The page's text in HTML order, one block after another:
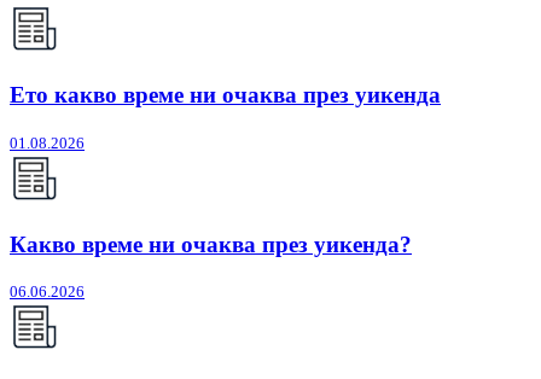
Ето какво време ни очаква през уикенда
01.08.2026
Какво време ни очаква през уикенда?
06.06.2026